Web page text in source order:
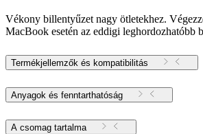
Vékony billentyűzet nagy ötletekhez.
MacBook esetén az eddigi leghordozhatóbb
Termékjellemzők és kompatibilitás
Anyagok és fenntarthatóság
A csomag tartalma